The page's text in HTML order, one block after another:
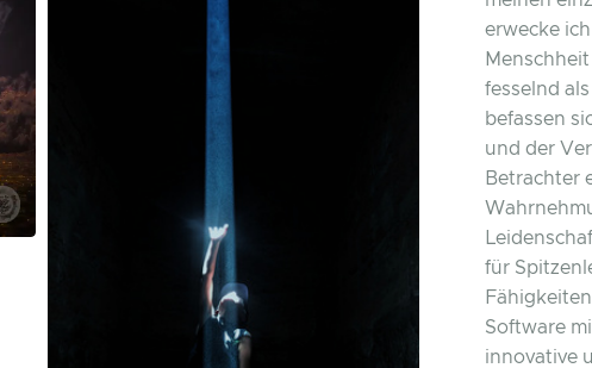
erwecke
fesselnd
befassen
und der
Betrachter
für
Software
innovative